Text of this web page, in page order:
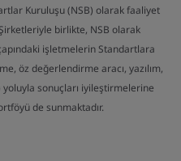
Kuruluşu (NSB) olarak faaliyet
birlikte, NSB olarak
işletmelerin Standartlara
öz değerlendirme aracı, yazılım,
sonuçları iyileştirmelerine
de sunmaktadır.